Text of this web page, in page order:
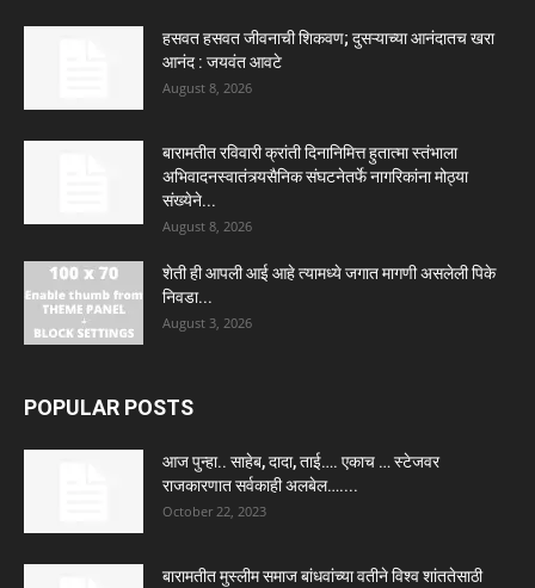
हसवत हसवत जीवनाची शिकवण; दुसऱ्याच्या आनंदातच खरा
आनंद : जयवंत आवटे
August 8, 2026
बारामतीत रविवारी क्रांती दिनानिमित्त हुतात्मा स्तंभाला
अभिवादनस्वातंत्र्यसैनिक संघटनेतर्फे नागरिकांना मोठ्या
संख्येने...
August 8, 2026
शेती ही आपली आई आहे त्यामध्ये जगात मागणी असलेली पिके
निवडा...
August 3, 2026
POPULAR POSTS
आज पुन्हा.. साहेब, दादा, ताई…. एकाच … स्टेजवर
राजकारणात सर्वकाही अलबेल…....
October 22, 2023
बारामतीत मुस्लीम समाज बांधवांच्या वतीने विश्व शांततेसाठी